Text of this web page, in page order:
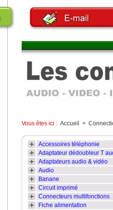
Vous êtes ici : Accueil >
Accessoires téléphonie
Adaptateur dédoubleur T
Adaptateurs audio & vidéo
Audio
Banane
Circuit imprimé
Connecteurs multifonctions
Fiche alimentation